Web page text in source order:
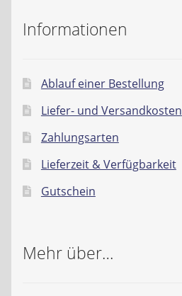
Informationen
Ablauf einer Bestellung
Liefer- und Versandkosten
Zahlungsarten
Lieferzeit & Verfügbarkeit
Gutschein
Mehr über…